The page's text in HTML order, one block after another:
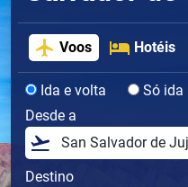
Voos Hotéis
Ida e volta Só ida
Desde a
Destino